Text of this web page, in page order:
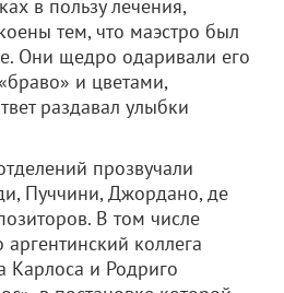
в пользу лечения,
тем, что маэстро был
Они щедро одаривали его
и цветами,
раздавал улыбки
прозвучали
Пуччини, Джордано, де
В том числе
коллега
Карлоса и Родриго